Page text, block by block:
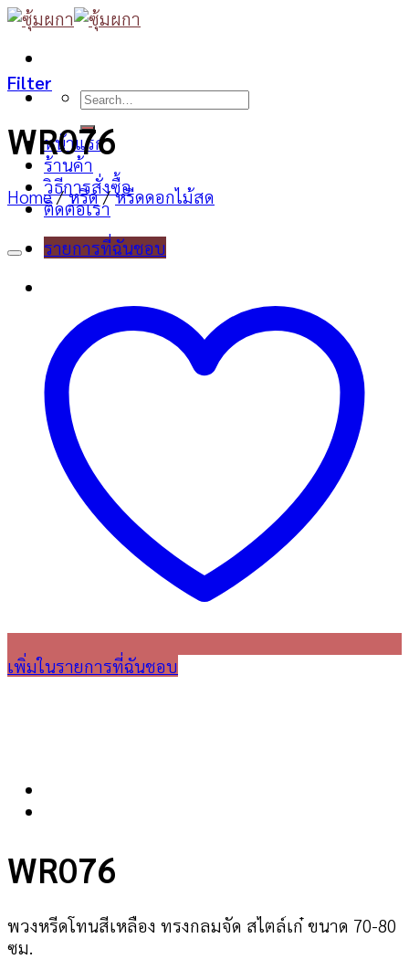
Skip
content
Search
หน้าแรก
ร้านค้า
วิธีการสั่งซื้อ
ติดต่อเรา
รายการที่ฉันชอบ
Filter
WR076
Home / หรีด / หรีดดอกไม้สด
เพิ่มในรายการที่ฉันชอบ
WR076
พวงหรีดโทนสีเหลือง ทรงกลมจัด สไตล์เก๋ ขนาด 70-80
ซม.